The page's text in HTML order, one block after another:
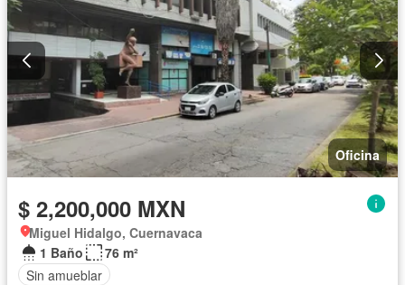
Oficina
$ 2,200,000 MXN
Miguel Hidalgo, Cuernavaca
1 Baño
76 m²
Sin amueblar